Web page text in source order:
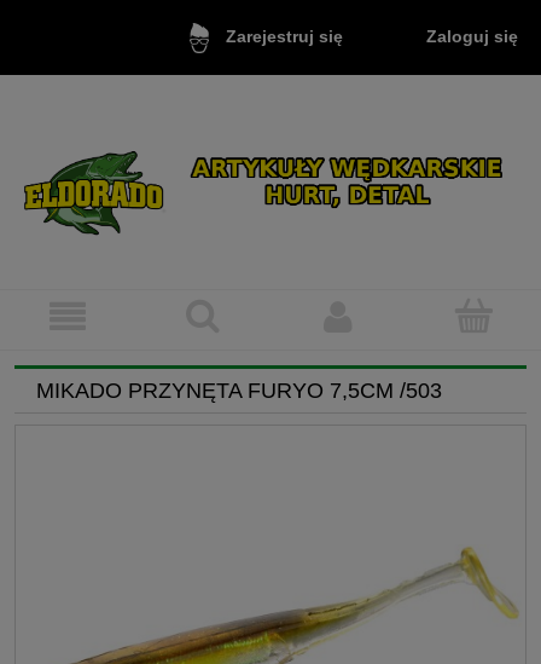
Zarejestruj się Zaloguj się
MIKADO PRZYNĘTA FURYO 7,5CM /503